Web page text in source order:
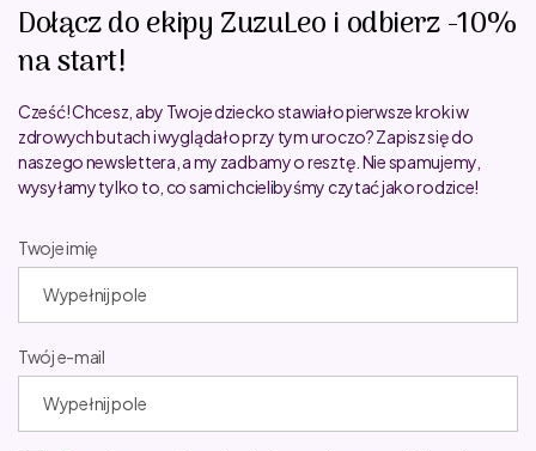
Dołącz do ekipy ZuzuLeo i odbierz -10%
na start!
Cześć! Chcesz, aby Twoje dziecko stawiało pierwsze kroki w
zdrowych butach i wyglądało przy tym uroczo? Zapisz się do
naszego newslettera, a my zadbamy o resztę. Nie spamujemy,
wysyłamy tylko to, co sami chcielibyśmy czytać jako rodzice!
Twoje imię
Twój e-mail